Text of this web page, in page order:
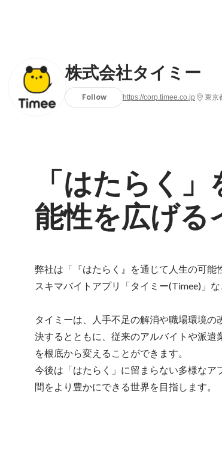
株式会社タイミー
Follow https://corp.timee.co.jp 東京
「はたらく
能性を広げる
弊社は「『はたらく』を通じて人生の可能
スキマバイトアプリ「タイミー(Timee)」
タイミーは、人手不足の解消や職場環境
決するとともに、従来のアルバイトや派
を根底から変えることができます。
今後は「はたらく」に留まらない多様な
間をより豊かにできる世界を目指します。